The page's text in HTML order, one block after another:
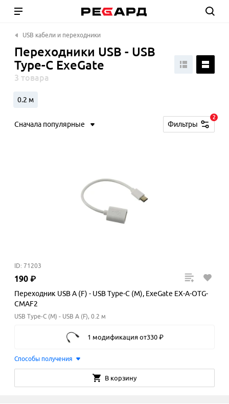
USB кабели и переходники
Переходники USB - USB
Type-C ExeGate
3 товара
0.2 м
Сначала популярные Фильтры
2
ID: 71203
190 ₽
Переходник USB A (F) - USB Type-C (M), ExeGate EX-A-OTG-
CMAF2
USB Type-C (M) - USB A (F), 0.2 м
1 модификация от330 ₽
Способы получения
В корзину